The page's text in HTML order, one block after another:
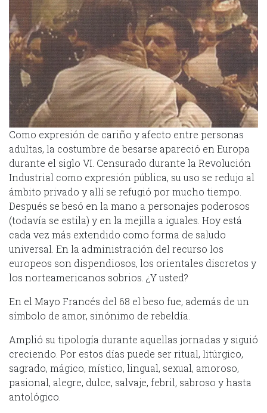
Como expresión de cariño y afecto entre personas
adultas, la costumbre de besarse apareció en Europa
durante el siglo VI. Censurado durante la Revolución
Industrial como expresión pública, su uso se redujo al
ámbito privado y allí se refugió por mucho tiempo.
Después se besó en la mano a personajes poderosos
(todavía se estila) y en la mejilla a iguales. Hoy está
cada vez más extendido como forma de saludo
universal. En la administración del recurso los
europeos son dispendiosos, los orientales discretos y
los norteamericanos sobrios. ¿Y usted?
En el Mayo Francés del 68 el beso fue, además de un
símbolo de amor, sinónimo de rebeldía.
Amplió su tipología durante aquellas jornadas y siguió
creciendo. Por estos días puede ser ritual, litúrgico,
sagrado, mágico, místico, lingual, sexual, amoroso,
pasional, alegre, dulce, salvaje, febril, sabroso y hasta
antológico.